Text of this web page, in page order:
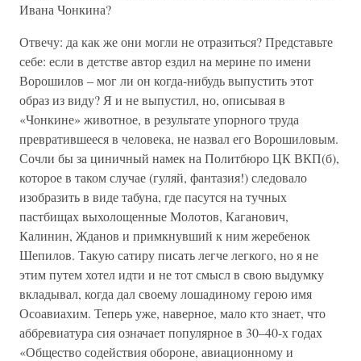
Ивана Чонкина?
Отвечу: да как же они могли не отразиться? Представьте
себе: если в детстве автор ездил на мерине по имени
Ворошилов – мог ли он когда-нибудь выпустить этот
образ из виду? Я и не выпустил, но, описывая в
«Чонкине» животное, в результате упорного труда
превратившееся в человека, не назвал его Ворошиловым.
Сочли бы за циничный намек на Политбюро ЦК ВКП(б),
которое в таком случае (гуляй, фантазия!) следовало
изобразить в виде табуна, где пасутся на тучных
пастбищах выхолощенные Молотов, Каганович,
Калинин, Жданов и примкнувший к ним жеребенок
Шепилов. Такую сатиру писать легче легкого, но я не
этим путем хотел идти и не тот смысл в свою выдумку
вкладывал, когда дал своему лошадиному герою имя
Осоавиахим. Теперь уже, наверное, мало кто знает, что
аббревиатура сия означает популярное в 30–40-х годах
«Общество содействия обороне, авиационному и